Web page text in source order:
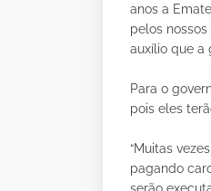
anos a
pelos
auxílio que a
Para o
pois eles
“Muitas
pagando